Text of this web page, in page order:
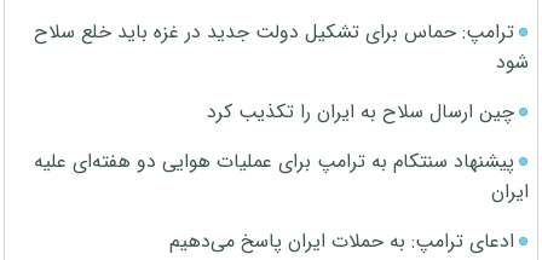
ترامپ: حماس برای تشکیل دولت جدید در غزه باید خلع سلاح
شود
چین ارسال سلاح به ایران را تکذیب کرد
پیشنهاد سنتکام به ترامپ برای عملیات هوایی دو هفته‌ای علیه
ایران
ادعای ترامپ: به حملات ایران پاسخ می‌دهیم